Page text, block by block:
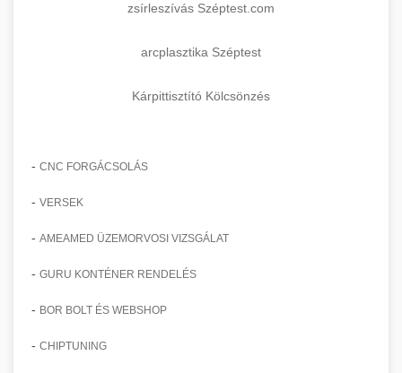
zsírleszívás Széptest.com
arcplasztika Széptest
Kárpittisztító Kölcsönzés
- CNC FORGÁCSOLÁS
- VERSEK
- AMEAMED ÜZEMORVOSI VIZSGÁLAT
- GURU KONTÉNER RENDELÉS
- BOR BOLT ÉS WEBSHOP
- CHIPTUNING